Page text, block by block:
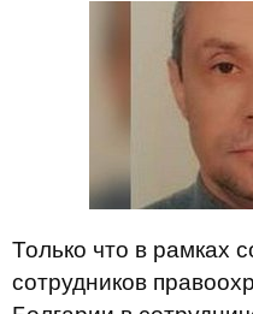
Только что в рамках
сотрудников